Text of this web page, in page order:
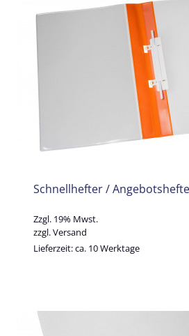
Schnellhefter /
Zzgl. 19% Mwst.
zzgl.Versand
Lieferzeit: ca. 10 Werktage